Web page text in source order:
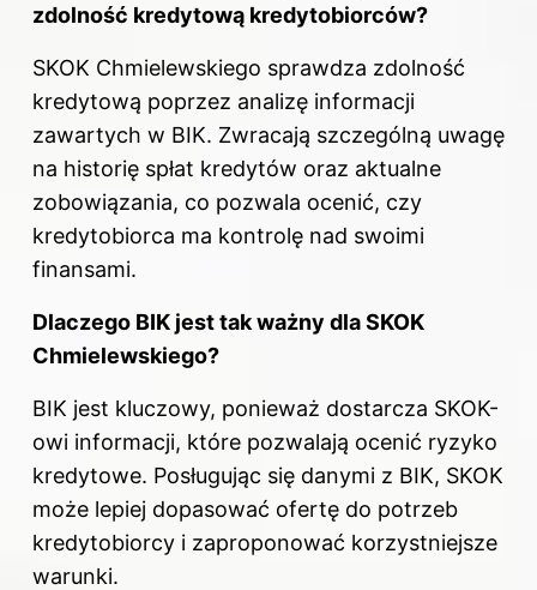
zdolność kredytową kredytobiorców?
SKOK Chmielewskiego sprawdza zdolność
kredytową poprzez analizę informacji
zawartych w BIK. Zwracają szczególną uwagę
na historię spłat kredytów oraz aktualne
zobowiązania, co pozwala ocenić, czy
kredytobiorca ma kontrolę nad swoimi
finansami.
Dlaczego BIK jest tak ważny dla SKOK
Chmielewskiego?
BIK jest kluczowy, ponieważ dostarcza SKOK-
owi informacji, które pozwalają ocenić ryzyko
kredytowe. Posługując się danymi z BIK, SKOK
może lepiej dopasować ofertę do potrzeb
kredytobiorcy i zaproponować korzystniejsze
warunki.